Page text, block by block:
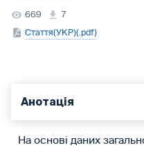
669
7
Стаття(УКР)(.pdf)
Анотація
На основі даних